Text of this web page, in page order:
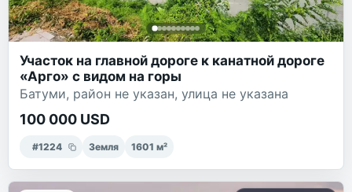
Участок на главной дороге к канатной дороге
«Арго» с видом на горы
Батуми, район не указан, улица не указана
100 000 USD
#1224 Земля 1601 м²